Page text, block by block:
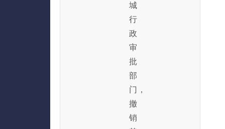
城
行
政
审
批
部
门，
撤
销